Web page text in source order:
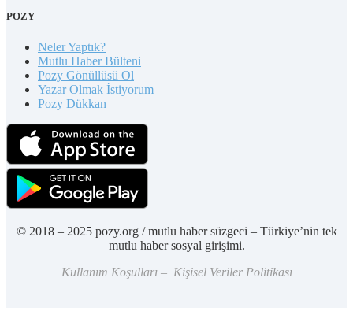
POZY
Neler Yaptık?
Mutlu Haber Bülteni
Pozy Gönüllüsü Ol
Yazar Olmak İstiyorum
Pozy Dükkan
© 2018 – 2025 pozy.org / mutlu haber süzgeci – Türkiye’nin tek
mutlu haber sosyal girişimi.
Kullanım Koşulları – Kişisel Veriler Politikası